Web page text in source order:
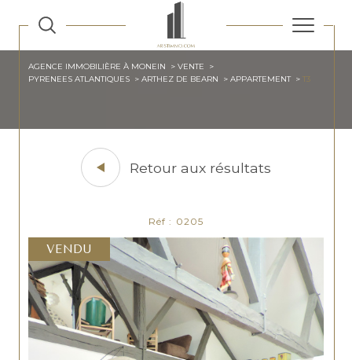
AGENCE IMMOBILIÈRE À MONEIN
VENTE
PYRENEES ATLANTIQUES
ARTHEZ DE BEARN APPARTEMENT T3
Retour aux résultats
Réf : 0205
VENDU